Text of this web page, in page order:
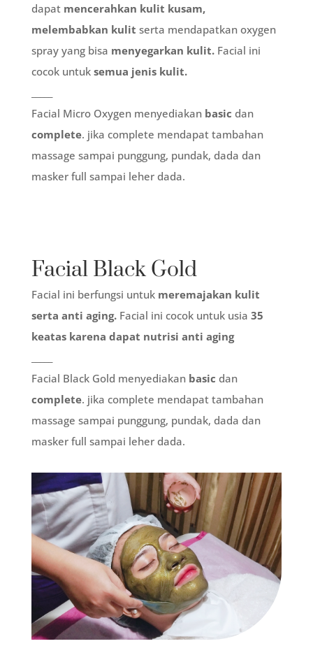
dapat mencerahkan kulit kusam,
melembabkan kulit serta mendapatkan oxygen
spray yang bisa menyegarkan kulit. Facial ini
cocok untuk semua jenis kulit.
Facial Micro Oxygen menyediakan basic dan
complete. jika complete mendapat tambahan
massage sampai punggung, pundak, dada dan
masker full sampai leher dada.
Facial Black Gold
Facial ini berfungsi untuk meremajakan kulit
serta anti aging.Facial ini cocok untuk usia 35
keatas karena dapat nutrisi anti aging
Facial Black Gold menyediakan basic dan
complete. jika complete mendapat tambahan
massage sampai punggung, pundak, dada dan
masker full sampai leher dada.